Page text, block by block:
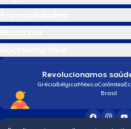
Revolucionamos
GréciaBélgicaMéxicoColômbia
Brasil